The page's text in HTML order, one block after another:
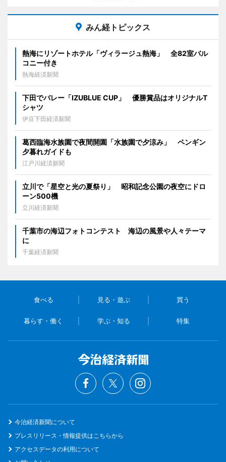
みん経トピックス
熱海にリゾートホテル「ヴィラージュ熱海」 全82室バル
コニー付き
熱海経済新聞
下田でバレー「IZUBLUE CUP」 優勝賞品はオリジナルT
シャツ
伊豆下田経済新聞
葛西臨海水族園で夜間開園「水族園で夕涼み」 ペンギン
夕暮れガイドも
江戸川経済新聞
立川で「星空と光の夏祭り」 昭和記念公園の夜空にドロ
ーン500機
立川経済新聞
千葉市の海辺フォトコンテスト 海辺の風景や人々テーマ
に
千葉経済新聞
食べる 見る・遊ぶ 買う
暮らす・働く 学ぶ・知る 特集
今治経済新聞について
プレスリリース・情報提供はこちらから
アクセスデータの利用について